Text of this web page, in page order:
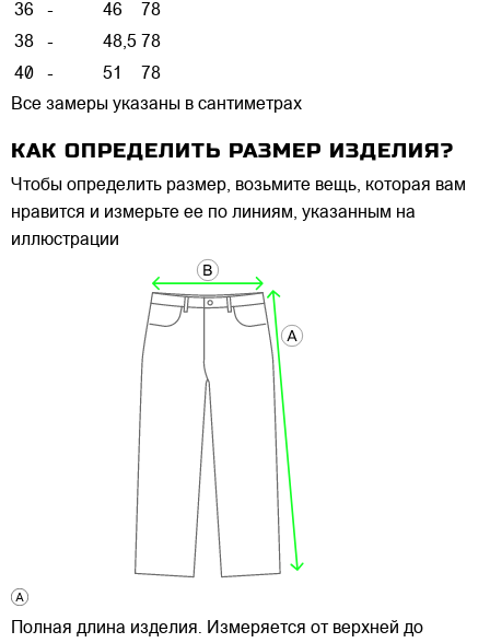
36
- 46
78
38
- 48,5 78
40
- 51
78
Все замеры указаны в сантиметрах
КАК ОПРЕДЕЛИТЬ РАЗМЕР ИЗДЕЛИЯ?
Чтобы определить размер, возьмите вещь, которая вам
нравится и измерьте ее по линиям, указанным на
иллюстрации
Полная длина изделия. Измеряется от верхней до